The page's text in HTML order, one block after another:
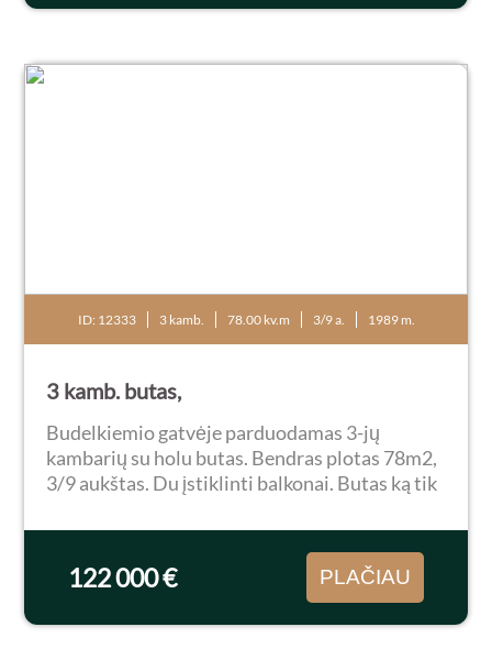
ID: 12333 3 kamb. 78.00 kv.m 3/9 a. 1989 m.
3 kamb. butas,
Budelkiemio gatvėje parduodamas 3-jų
kambarių su holu butas. Bendras plotas 78m2,
3/9 aukštas. Du įstiklinti balkonai. Butas ką tik
instaliacija, nauja kanalizacija. Visi langai
122 000 € PLAČIAU